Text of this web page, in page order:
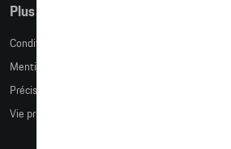
Plus d'informations
Conditions de vente
Mentions légales
Précision des tailles
Vie privée